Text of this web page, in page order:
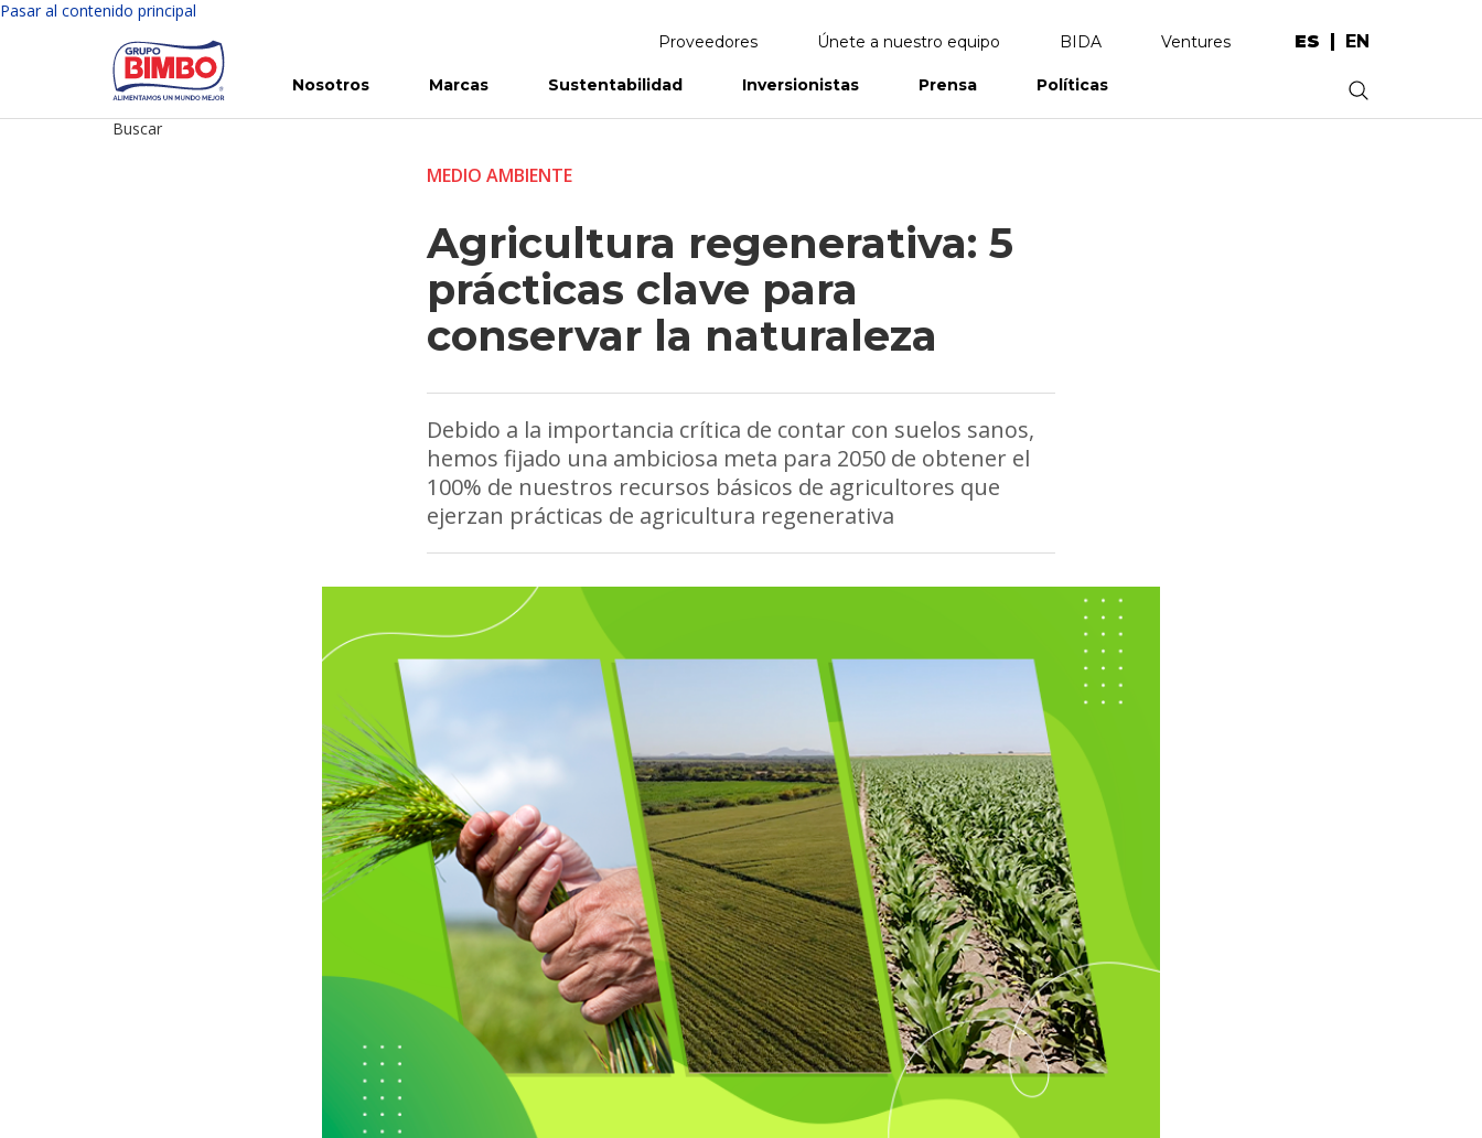
Pasar al contenido principal
Proveedores Únete a nuestro equipo BIDA Ventures ES EN
Nosotros Marcas Sustentabilidad Inversionistas Prensa Políticas
Buscar
.
MEDIO AMBIENTE
Agricultura regenerativa: 5
prácticas clave para
conservar la naturaleza
Debido a la importancia crítica de contar con suelos sanos,
hemos fijado una ambiciosa meta para 2050 de obtener el
100% de nuestros recursos básicos de agricultores que
ejerzan prácticas de agricultura regenerativa